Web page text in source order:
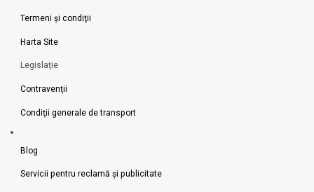
Termeni şi condiţii
Harta Site
Legislaţie
Contravenţii
Condiţii generale de transport
Blog
Servicii pentru reclamă și publicitate